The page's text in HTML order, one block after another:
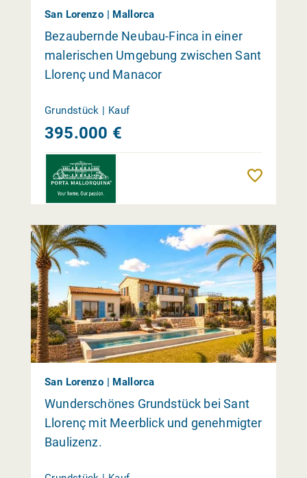
San Lorenzo | Mallorca
Bezaubernde Neubau-Finca in einer
malerischen Umgebung zwischen Sant
Llorenç und Manacor
Grundstück | Kauf
395.000 €
San Lorenzo | Mallorca
Wunderschönes Grundstück bei Sant
Llorenç mit Meerblick und genehmigter
Baulizenz.